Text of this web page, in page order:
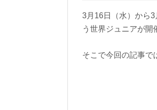
3月16日（水）から
う世界ジュニアが開
そこで今回の記事で